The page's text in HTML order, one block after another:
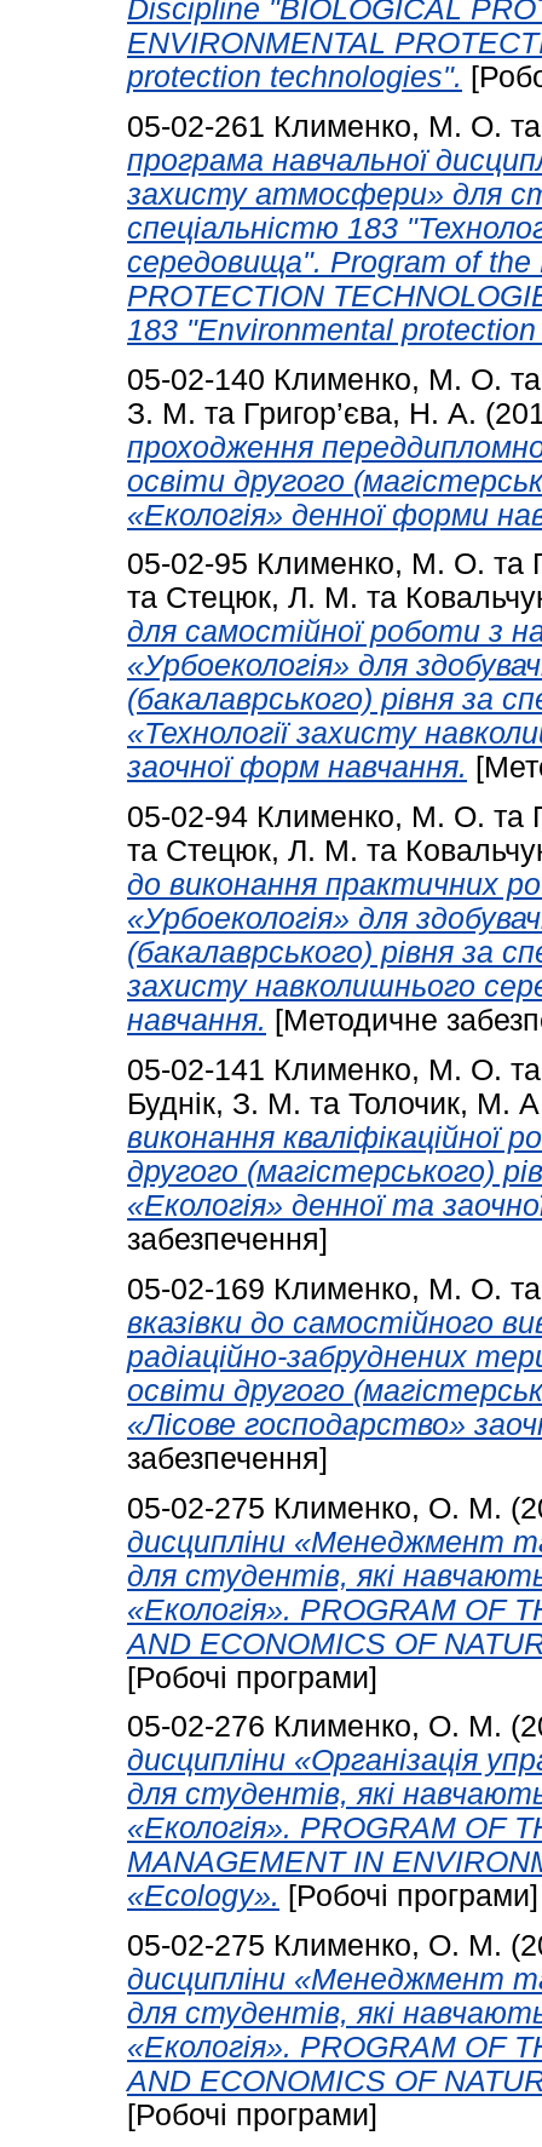
Discipline "BIOLOGICAL
ENVIRONMENTAL
protection technologies".
05-02-261 Клименко, М. О.
програма навчальної
захисту атмосфери» для
спеціальністю 183
середовища". Program of
PROTECTION
183 "Environmental
05-02-140 Клименко, М. О.
З. М. та Григор’єва, Н. А.
проходження
освіти другого
«Екологія» денної форми
05-02-95 Клименко, М. О. та
та Стецюк, Л. М. та
для самостійної роботи з
«Урбоекологія» для
(бакалаврського) рівня за
«Технології захисту
заочної форм навчання.
05-02-94 Клименко, М. О. та
та Стецюк, Л. М. та
до виконання практичних
«Урбоекологія» для
(бакалаврського) рівня за
захисту навколишнього
навчання. [Методичне
05-02-141 Клименко, М. О.
Буднік, З. М. та Толочик, М.
виконання кваліфікаційної
другого (магістерського)
«Екологія» денної та
забезпечення]
05-02-169 Клименко, М. О.
вказівки до самостійного
радіаційно-забруднених
освіти другого
«Лісове господарство»
забезпечення]
05-02-275 Клименко, О. М.
дисципліни «Менеджмент
для студентів, які
«Екологія». PROGRAM OF
AND ECONOMICS OF
[Робочі програми]
05-02-276 Клименко, О. М.
дисципліни «Організація
для студентів, які
«Екологія». PROGRAM OF
MANAGEMENT IN
«Ecology». [Робочі програми]
05-02-275 Клименко, О. М.
дисципліни «Менеджмент
для студентів, які
«Екологія». PROGRAM OF
AND ECONOMICS OF
[Робочі програми]